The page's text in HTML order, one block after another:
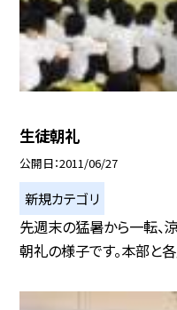
生徒朝礼
公開日 2011/06/27
新規カテゴリ
先週末の猛暑から一転、
朝礼の様子です。本部と